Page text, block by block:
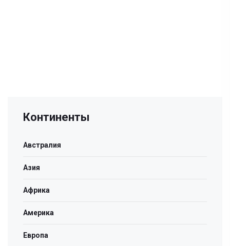
Континенты
Австралия
Азия
Африка
Америка
Европа